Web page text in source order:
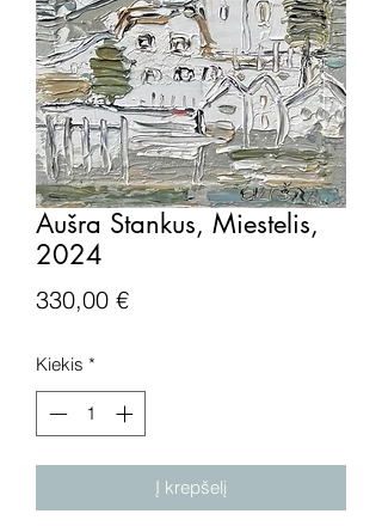
Aušra Stankus, Miestelis,
2024
330,00 €Price
Kiekis *
Į krepšelį